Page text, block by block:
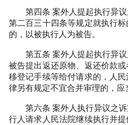
第四条 案外人提起执行异议
第二百三十四条等规定就执行
的，以被执行人为被告。
第五条 案外人提起执行异议
被告提出返还原物、返还价款
移登记手续等给付请求的，人
律另有规定不宜合并审理的，应
第六条 案外人执行异议之诉
行人请求人民法院继续执行并